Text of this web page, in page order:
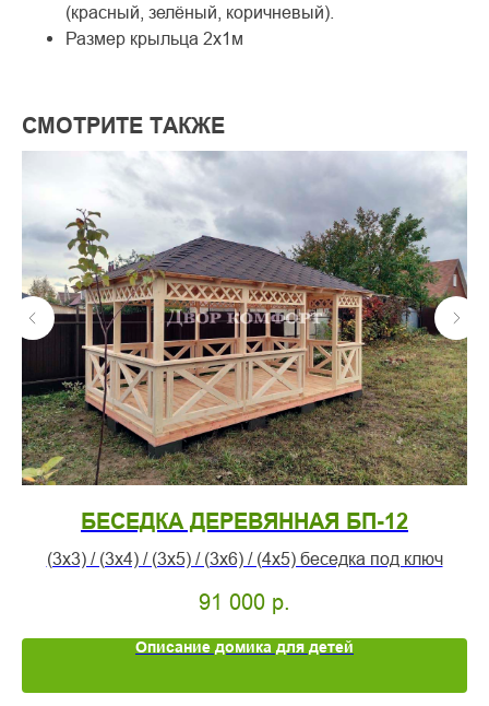
(красный, зелёный, коричневый).
Размер крыльца 2х1м
СМOТРИТE ТAКЖE
БЕСЕДКА ДЕРЕВЯННАЯ БП-12
(3х3) / (3х4) / (3х5) / (3х6) / (4х5) беседка под ключ
91 000 р.
Описание домика для детей